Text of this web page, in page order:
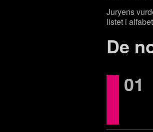
Juryens
listet i
De
01